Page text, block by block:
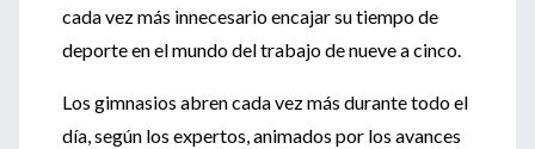
cada vez más innecesario encajar su tiempo de
deporte en el mundo del trabajo de nueve a cinco.
Los gimnasios abren cada vez más durante todo el
día, según los expertos, animados por los avances